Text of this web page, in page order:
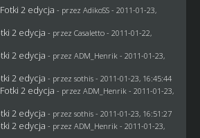
2 edycja - przez AdikoSS - 2011-01-23,
2 edycja - przez Casaletto- 2011-01-22,
2 edycja - przez ADM_Henrik - 2011-01-23,
2 edycja - przez sothis- 2011-01-23, 16:45:44
2 edycja - przez ADM_Henrik - 2011-01-23,
2 edycja - przez sothis- 2011-01-23, 16:51:27
2 edycja - przez ADM_Henrik - 2011-01-23,